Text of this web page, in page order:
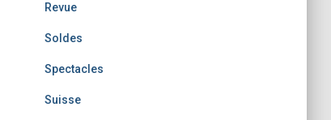
Revue
Soldes
Spectacles
Suisse